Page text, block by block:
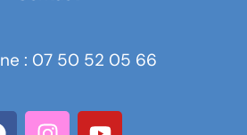
: 07 50 52 05 66